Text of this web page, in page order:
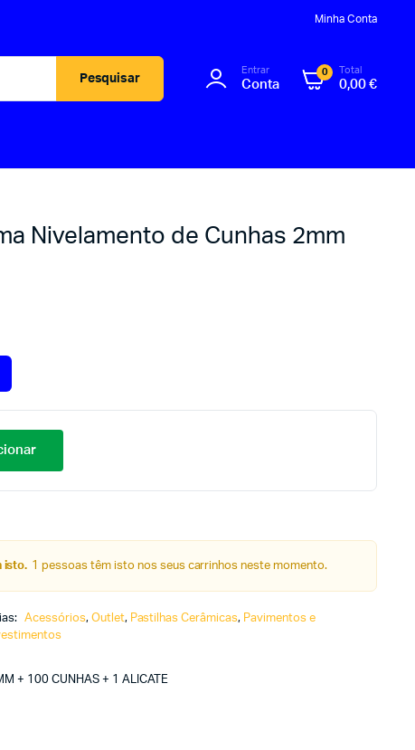
Minha Conta
Pesquisar
Entrar
Conta
0 Total
0,00€
Nivelamento de Cunhas 2mm
isto. 1 pessoas têm isto nos seus carrinhos neste momento.
Acessórios, Outlet, Pastilhas Cerâmicas, Pavimentos e
+ 100 CUNHAS + 1 ALICATE